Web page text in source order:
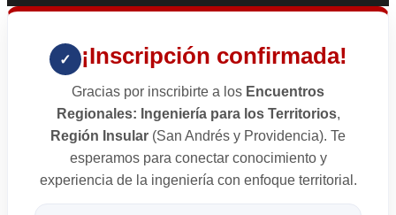
✓ ¡Inscripción confirmada!
Gracias por inscribirte a los Encuentros
Regionales: Ingeniería para los Territorios,
Región Insular (San Andrés y Providencia). Te
esperamos para conectar conocimiento y
experiencia de la ingeniería con enfoque territorial.